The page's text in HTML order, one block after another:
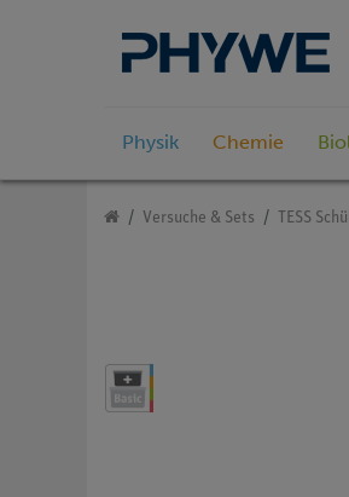
Physik Chemie
Versuche & Sets TESS